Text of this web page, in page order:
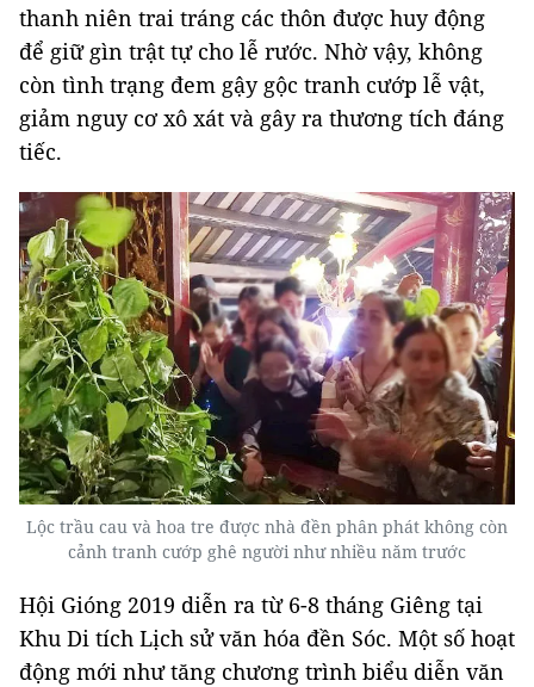
thanh niên trai tráng các thôn được huy động
để giữ gìn trật tự cho lễ rước. Nhờ vậy, không
còn tình trạng đem gậy gộc tranh cướp lễ vật,
giảm nguy cơ xô xát và gây ra thương tích đáng
tiếc.
Lộc trầu cau và hoa tre được nhà đền phân phát không còn
cảnh tranh cướp ghê người như nhiều năm trước
Hội Gióng 2019 diễn ra từ 6-8 tháng Giêng tại
Khu Di tích Lịch sử văn hóa đền Sóc. Một số hoạt
động mới như tăng chương trình biểu diễn văn